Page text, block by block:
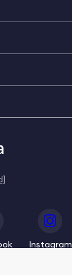
Instagram